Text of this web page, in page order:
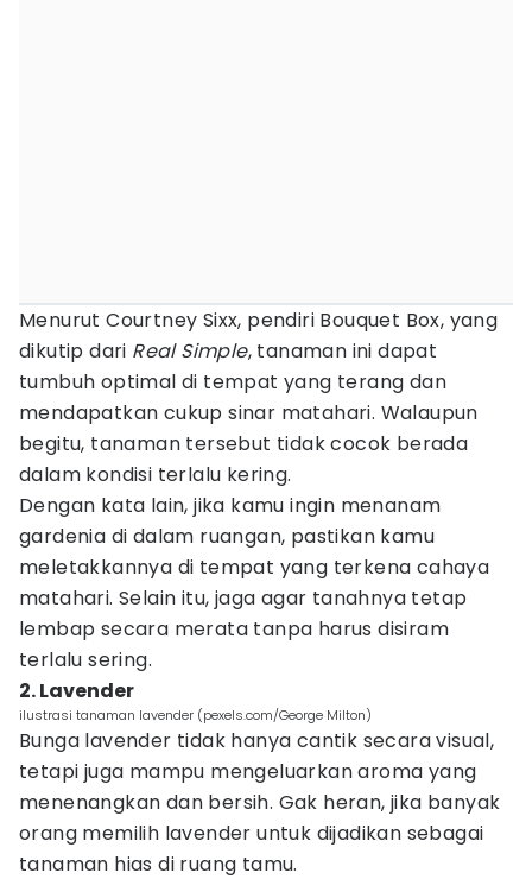
Menurut Courtney Sixx, pendiri Bouquet Box, yang
dikutip dari Real Simple, tanaman ini dapat
tumbuh optimal di tempat yang terang dan
mendapatkan cukup sinar matahari. Walaupun
begitu, tanaman tersebut tidak cocok berada
dalam kondisi terlalu kering.
Dengan kata lain, jika kamu ingin menanam
gardenia di dalam ruangan, pastikan kamu
meletakkannya di tempat yang terkena cahaya
matahari. Selain itu, jaga agar tanahnya tetap
lembap secara merata tanpa harus disiram
terlalu sering.
2. Lavender
ilustrasi tanaman lavender (pexels.com/George Milton)
Bunga lavender tidak hanya cantik secara visual,
tetapi juga mampu mengeluarkan aroma yang
menenangkan dan bersih. Gak heran, jika banyak
orang memilih lavender untuk dijadikan sebagai
tanaman hias di ruang tamu.